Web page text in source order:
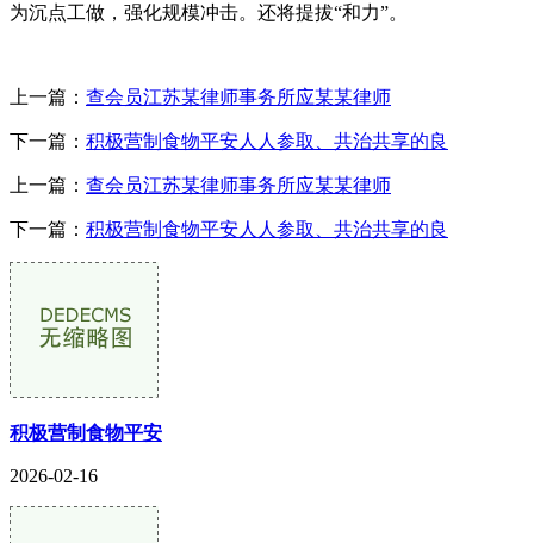
为沉点工做，强化规模冲击。还将提拔“和力”。
上一篇： 查会员江苏某律师事务所应某某律师
下一篇： 积极营制食物平安人人参取、共治共享的良
上一篇： 查会员江苏某律师事务所应某某律师
下一篇： 积极营制食物平安人人参取、共治共享的良
积极营制食物平安
2026-02-16